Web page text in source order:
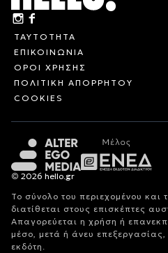
ΤΑΥΤΟΤΗΤΑ
ΕΠΙΚΟΙΝΩΝΙΑ
ΟΡΟΙ ΧΡΗΣΗΣ
ΠΟΛΙΤΙΚΗ ΑΠΟΡΡΗΤΟΥ
COOKIES
© 2026 hello.gr
Το σύνολο του περιεχομένου
διατίθεται στους επισκέπτες
Απαγορεύεται η χρήση ή
μέσο, μετά ή άνευ
εκδότη.